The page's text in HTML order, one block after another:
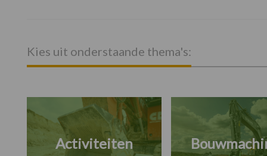
Kies uit onderstaande thema's:
Activiteiten